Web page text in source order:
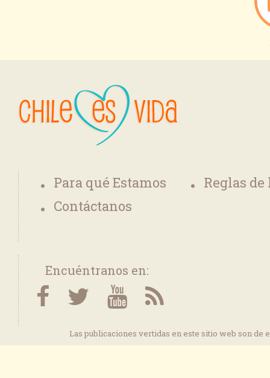
Para qué Estamos
Reglas
Contáctanos
Encuéntranos en:
Las publicaciones vertidas en este sitio web son de